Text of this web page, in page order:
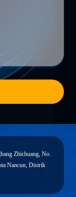
Zhichuang, No.
Nancun, Distrik